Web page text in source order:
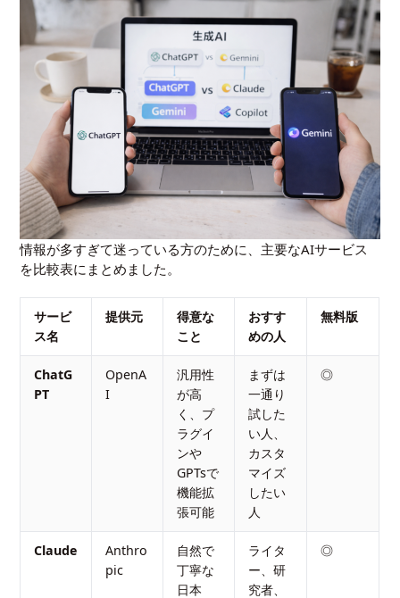
情報が多すぎて迷っている方のために、主要なAIサービス
を比較表にまとめました。
サービ
ス名
提供元
得意な
こと
おすす
めの人
無料版
ChatG
PT
OpenA
I
汎用性
が高
く、プ
ラグイ
ンや
GPTsで
機能拡
張可能
まずは
一通り
試した
い人、
カスタ
マイズ
したい
人
◎
Claude
Anthro
pic
自然で
丁寧な
日本
ライタ
ー、研
究者、
◎